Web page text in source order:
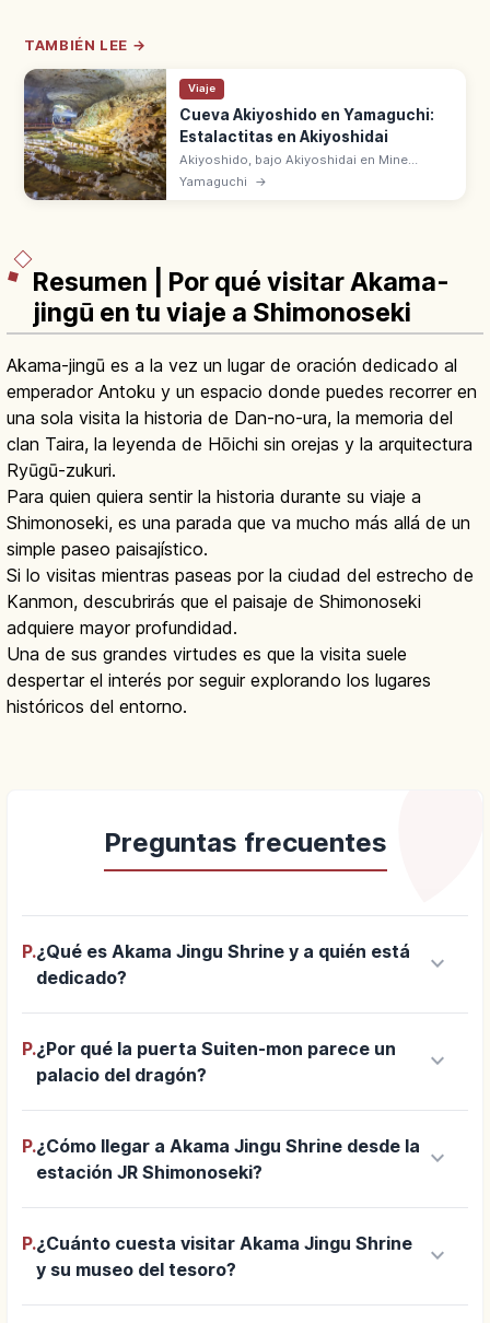
TAMBIÉN LEE →
Viaje
Cueva Akiyoshido en Yamaguchi:
Estalactitas en Akiyoshidai
Akiyoshido, bajo Akiyoshidai en Mine
(Yamaguchi), es la gran cueva caliza con
formaciones como Hyakumai-zara y Ogon-
Yamaguchi →
Resumen | Por qué visitar Akama-
jingū en tu viaje a Shimonoseki
Akama-jingū es a la vez un lugar de oración dedicado al
emperador Antoku y un espacio donde puedes recorrer en
una sola visita la historia de Dan-no-ura, la memoria del
clan Taira, la leyenda de Hōichi sin orejas y la arquitectura
Ryūgū-zukuri.
Para quien quiera sentir la historia durante su viaje a
Shimonoseki, es una parada que va mucho más allá de un
simple paseo paisajístico.
Si lo visitas mientras paseas por la ciudad del estrecho de
Kanmon, descubrirás que el paisaje de Shimonoseki
adquiere mayor profundidad.
Una de sus grandes virtudes es que la visita suele
despertar el interés por seguir explorando los lugares
históricos del entorno.
Preguntas frecuentes
P.¿Qué es Akama Jingu Shrine y a quién está
dedicado?
keyboard_arrow_down
P.¿Por qué la puerta Suiten-mon parece un
palacio del dragón?
keyboard_arrow_down
P.¿Cómo llegar a Akama Jingu Shrine desde la
estación JR Shimonoseki?
keyboard_arrow_down
P.¿Cuánto cuesta visitar Akama Jingu Shrine
y su museo del tesoro?
keyboard_arrow_down